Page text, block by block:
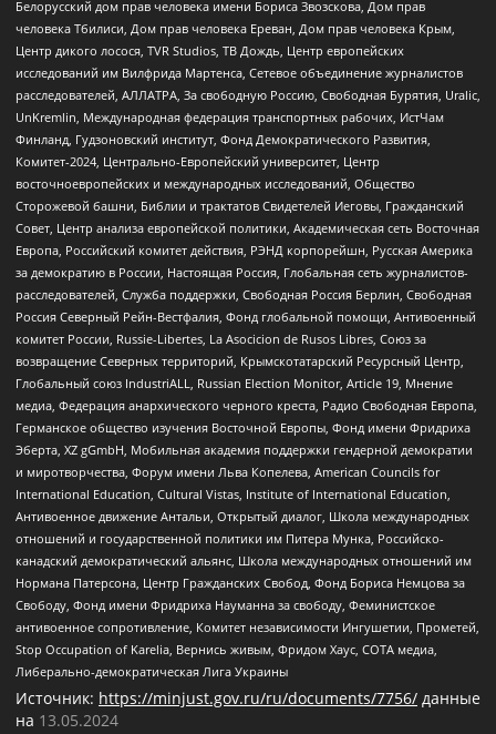
Белорусский дом прав человека имени Бориса Звозскова, Дом прав
человека Тбилиси, Дом прав человека Ереван, Дом прав человека Крым,
Центр дикого лосося, TVR Studios, ТВ Дождь, Центр европейских
исследований им Вилфрида Мартенса, Сетевое объединение журналистов
расследователей, АЛЛАТРА, За свободную Россию, Свободная Бурятия, Uralic,
UnKremlin, Международная федерация транспортных рабочих, ИстЧам
Финланд, Гудзоновский институт, Фонд Демократического Развития,
Комитет-2024, Центрально-Европейский университет, Центр
восточноевропейских и международных исследований, Общество
Сторожевой башни, Библии и трактатов Свидетелей Иеговы, Гражданский
Совет, Центр анализа европейской политики, Академическая сеть Восточная
Европа, Российский комитет действия, РЭНД корпорейшн, Русская Америка
за демократию в России, Настоящая Россия, Глобальная сеть журналистов-
расследователей, Служба поддержки, Свободная Россия Берлин, Свободная
Россия Северный Рейн-Вестфалия, Фонд глобальной помощи, Антивоенный
комитет России, Russie-Libertes, La Asocicion de Rusos Libres, Союз за
возвращение Северных территорий, Крымскотатарский Ресурсный Центр,
Глобальный союз IndustriALL, Russian Election Monitor, Article 19, Мнение
медиа, Федерация анархического черного креста, Радио Свободная Европа,
Германское общество изучения Восточной Европы, Фонд имени Фридриха
Эберта, XZ gGmbH, Мобильная академия поддержки гендерной демократии
и миротворчества, Форум имени Льва Копелева, American Councils for
International Education, Cultural Vistas, Institute of International Education,
Антивоенное движение Антальи, Открытый диалог, Школа международных
отношений и государственной политики им Питера Мунка, Российско-
канадский демократический альянс, Школа международных отношений им
Нормана Патерсона, Центр Гражданских Свобод, Фонд Бориса Немцова за
Свободу, Фонд имени Фридриха Науманна за свободу, Феминистское
антивоенное сопротивление, Комитет независимости Ингушетии, Прометей,
Stop Occupation of Karelia, Вернись живым, Фридом Хаус, СОТА медиа,
Либерально-демократическая Лига Украины
Источник: https://minjust.gov.ru/ru/documents/7756/ данные
на 13.05.2024